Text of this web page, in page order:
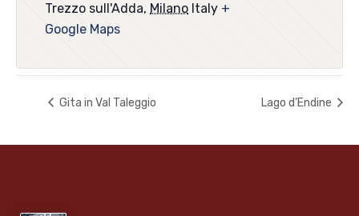
Trezzo sull'Adda, Milano Italy +
Google Maps
Gita in Val Taleggio Lago d’Endine